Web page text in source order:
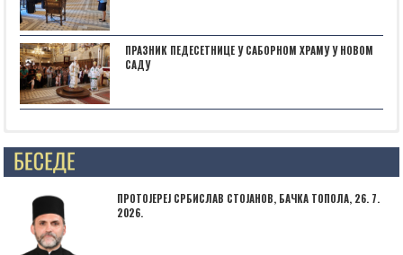
ПРАЗНИК ПЕДЕСЕТНИЦЕ У САБОРНОМ ХРАМУ У НОВОМ
САДУ
Posts not found
ПРОТОЈЕРЕЈ СРБИСЛАВ СТОЈАНОВ, БАЧКА ТОПОЛА, 26. 7.
2026.